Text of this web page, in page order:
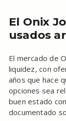
El Onix
usados
El mercado de
liquidez, con
años que hace
opciones sea
buen estado
documentado